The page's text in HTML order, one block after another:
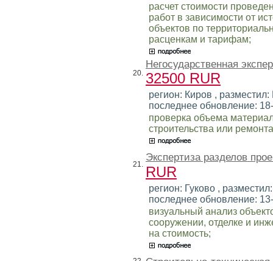
расчет стоимости
работ в зависимости от
объектов по
расценкам и тарифам;
20.
Негосударственная
32500 RUR
регион: Киров ,
последнее обновление:
проверка объема
строительства или
21.
Экспертиза разделов
RUR
регион: Гуково ,
последнее обновление:
визуальный анализ
сооружении, отделке и
на стоимость;